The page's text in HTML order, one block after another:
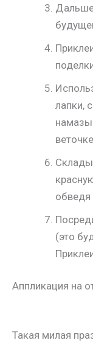
лапки,
веточке.
обведя
(это
Аппликация на
Такая милая